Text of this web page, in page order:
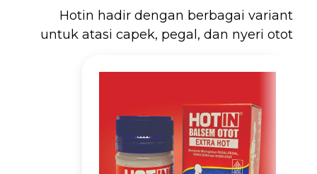
Hotin hadir dengan berbagai variant
untuk atasi capek, pegal, dan nyeri otot